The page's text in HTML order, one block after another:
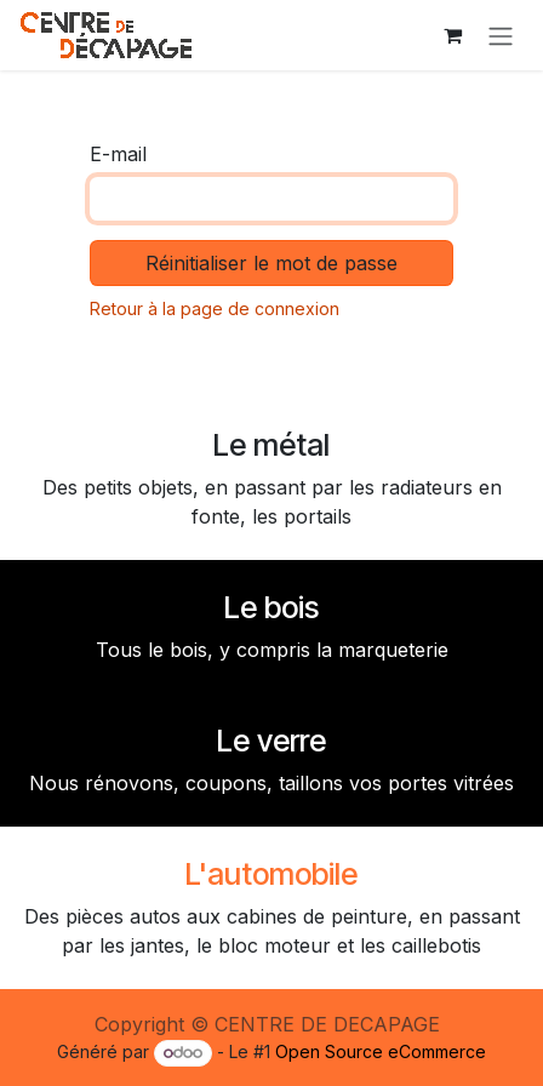
Se rendre au contenu
E-mail
Réinitialiser le mot de passe
Retour à la page de connexion
Le métal
Des petits objets, en passant par les radiateurs en
fonte, les portails
Le bois
Tous le bois, y compris la marqueterie
Le verre
Nous rénovons, coupons, taillons vos portes vitrées
L'automobile
Des pièces autos aux cabines de peinture, en passant
par les jantes, le bloc moteur et les caillebotis
Copyright © CENTRE DE DECAPAGE
Généré par - Le #1Open Source eCommerce